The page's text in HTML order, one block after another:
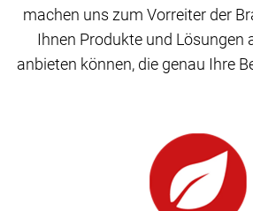
machen uns zum Vorreiter der
Ihnen Produkte und Lösungen
anbieten können, die genau Ihre